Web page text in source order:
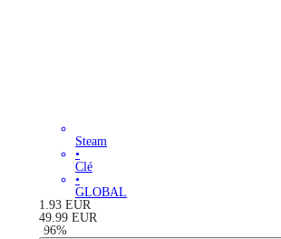
Steam
•
Clé
•
GLOBAL
1.93 EUR
49.99 EUR
-96%